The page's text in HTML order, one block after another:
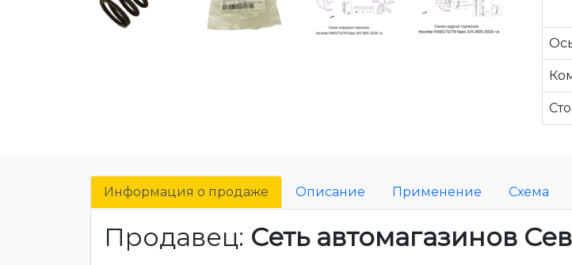
Информация о продаже Описание Применение Схема
Продавец: Сеть автомагазинов